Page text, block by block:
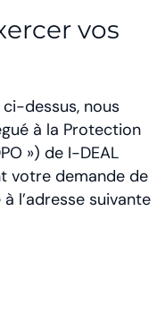
vos
dessus, nous
à la Protection
») de I-DEAL
votre demande de
l’adresse suivante